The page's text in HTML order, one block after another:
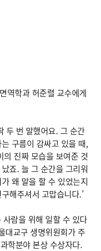
역학과 허준렬 교수에게
두 번 말했어요. 그 순간
구름이 감싸고 있을 때,
진짜 모습을 보여준 것
죠. 늘 그 순간을 그리워
왜 말을 할 수 있었는지
해주셔서 고맙습니다.’
람을 위해 일할 수 있다
대교구 생명위원회가 주
학분야 본상 수상자다.